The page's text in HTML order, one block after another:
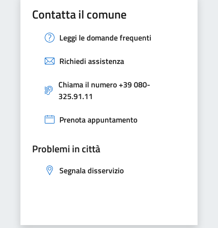
Contatta il comune
Leggi le domande frequenti
Richiedi assistenza
Chiama il numero +39 080-
325.91.11
Prenota appuntamento
Problemi in città
Segnala disservizio